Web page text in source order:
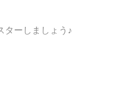
ターしましょう♪